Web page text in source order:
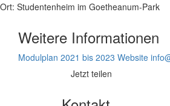
Ort: Studentenheim im Goetheanum-Park
Weitere Informationen
Modulplan 2021 bis 2023 Website
Jetzt teilen